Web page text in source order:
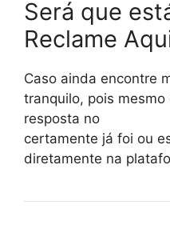
Será que
Reclame
Caso ainda encontre
tranquilo, pois
resposta no
certamente já foi ou
diretamente na